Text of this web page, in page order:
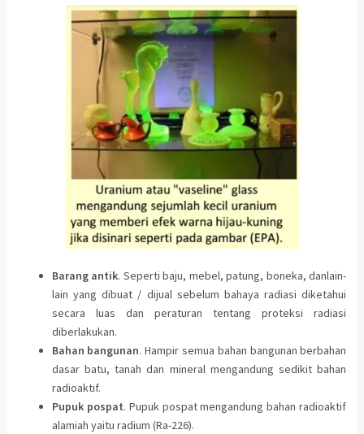
Barang antik. Seperti baju, mebel, patung, boneka, danlain-
lain yang dibuat / dijual sebelum bahaya radiasi diketahui
secara luas dan peraturan tentang proteksi radiasi
diberlakukan.
Bahan bangunan. Hampir semua bahan bangunan berbahan
dasar batu, tanah dan mineral mengandung sedikit bahan
radioaktif.
Pupuk pospat. Pupuk pospat mengandung bahan radioaktif
alamiah yaitu radium (Ra-226).